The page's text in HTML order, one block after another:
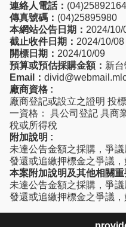
連絡人電話：
傳真號碼： (04)25895980
本網站公告日期： 2024/10/
截止收件日期： 2024/10/08
開標日期： 2024/10/09
預算或預估採購金額： 新
Email：
廠商資格 :
廠商登記或設立之證明 投
一資格： 具公司登記 具商
稅或所得稅
附加說明 :
未達公告金額之採購，爭
發還或追繳押標金之爭議，
本案附加說明及其他相關
未達公告金額之採購，爭
發還或追繳押標金之爭議，